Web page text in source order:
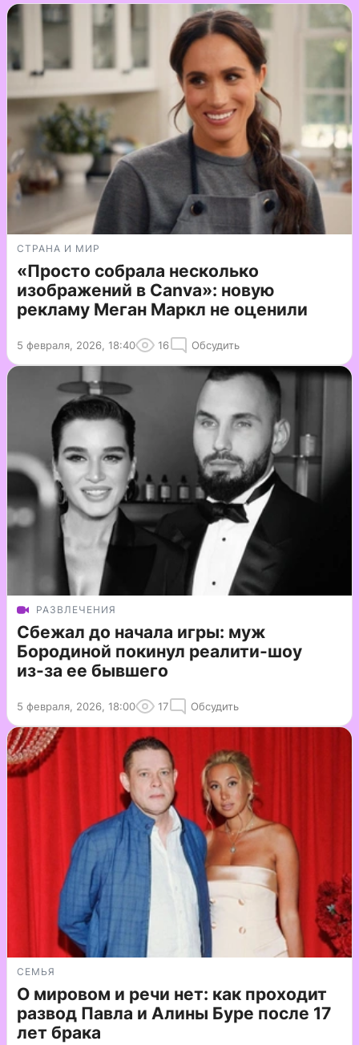
СТРАНА И МИР
«Просто собрала несколько
изображений в Canva»: новую
рекламу Меган Маркл не оценили
5 февраля, 2026, 18:40 16 Обсудить
РАЗВЛЕЧЕНИЯ
Сбежал до начала игры: муж
Бородиной покинул реалити-шоу
из-за ее бывшего
5 февраля, 2026, 18:00 17 Обсудить
СЕМЬЯ
О мировом и речи нет: как проходит
развод Павла и Алины Буре после 17
лет брака